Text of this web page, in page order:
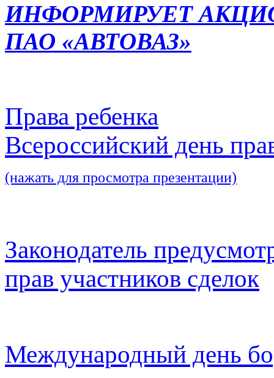
ИНФОРМИРУЕТ
ПАО «АВТОВАЗ»
Права ребенка
Всероссийский день
(нажать для просмотра презентации)
Законодатель
прав участников сделок
Международный день